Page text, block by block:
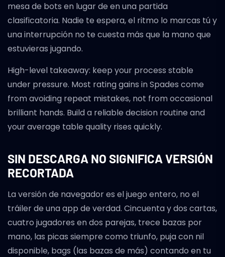
mesa de bots en lugar de en una partida
clasificatoria. Nadie te espera, el ritmo lo marcas tú y
una interrupción no te cuesta más que la mano que
estuvieras jugando.
High-level takeaway: keep your process stable
under pressure. Most rating gains in Spades come
from avoiding repeat mistakes, not from occasional
brilliant hands. Build a reliable decision routine and
your average table quality rises quickly.
SIN DESCARGA NO SIGNIFICA VERSIÓN
RECORTADA
La versión de navegador es el juego entero, no el
tráiler de una app de verdad. Cincuenta y dos cartas,
cuatro jugadores en dos parejas, trece bazas por
mano, las picas siempre como triunfo, puja con nil
disponible, bags (las bazas de más) contando en tu